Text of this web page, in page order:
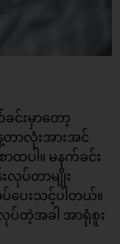
းမှာတော့
ာလုံးအားအင်
ပါ။ မနက်ခင်း
လုပ်တာမျိုး
ပေးသင့်ပါတယ်။
ပ်တဲ့အခါ အာရုံစူး